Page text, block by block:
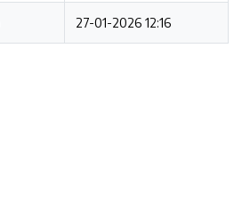
27-01-2026 12:16